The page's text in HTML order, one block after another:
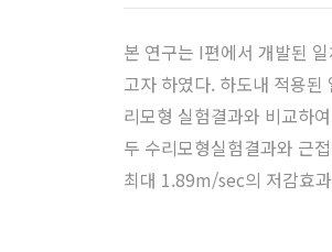
본 연구는 I편에서 개발된
고자 하였다. 하도내 적용
리모형 실험결과와 비교하
두 수리모형실험결과와 근
최대 1.89m/sec의 저감효